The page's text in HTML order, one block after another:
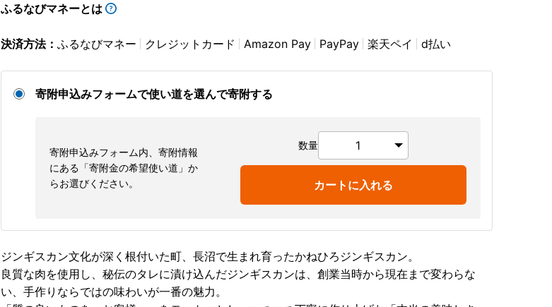
ふるなびマネーとは
決済方法： ふるなびマネー クレジットカード Amazon Pay PayPay 楽天ペイ d払い
寄附申込みフォームで使い道を選んで寄附する
寄附申込みフォーム内、寄附情報
にある「寄附金の希望使い道」か
らお選びください。
数量
カートに入れる
ジンギスカン文化が深く根付いた町、長沼で生まれ育ったかねひろジンギスカン。
良質な肉を使用し、秘伝のタレに漬け込んだジンギスカンは、創業当時から現在まで変わらな
い、手作りならではの味わいが一番の魅力。